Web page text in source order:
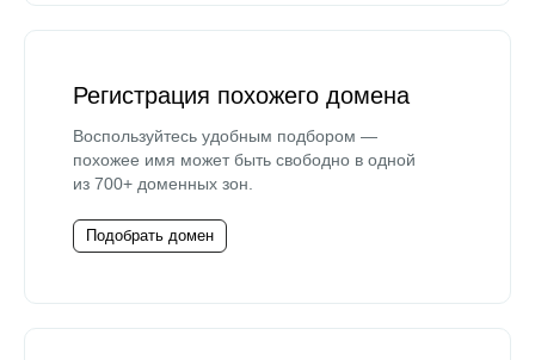
Регистрация похожего домена
Воспользуйтесь удобным подбором —
похожее имя может быть свободно в одной
из 700+ доменных зон.
Подобрать домен